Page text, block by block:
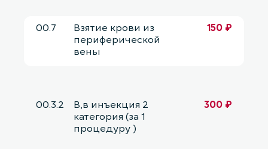
00.7
Взятие крови из
периферической
вены
150 ₽
00.3.2
В,в инъекция 2
категория (за 1
процедуру )
300 ₽